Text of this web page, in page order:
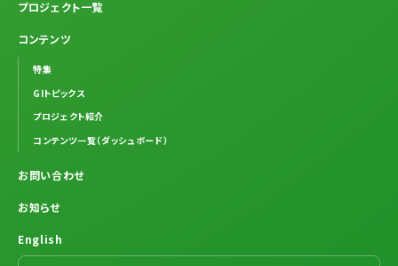
プロジェクト一覧
コンテンツ
特集
GIトピックス
プロジェクト紹介
コンテンツ一覧（ダッシュボード）
お問い合わせ
お知らせ
English